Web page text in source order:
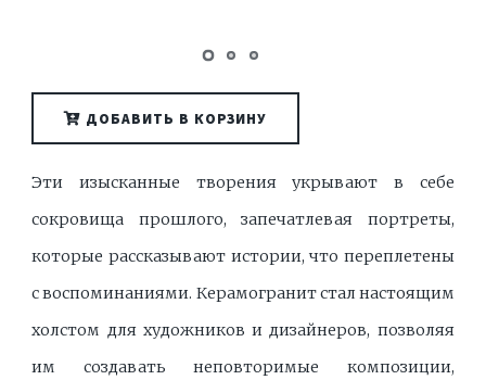
ДОБАВИТЬ В КОРЗИНУ
Эти изысканные творения укрывают в себе
сокровища прошлого, запечатлевая портреты,
которые рассказывают истории, что переплетены
с воспоминаниями. Керамогранит стал настоящим
холстом для художников и дизайнеров, позволяя
им создавать неповторимые композиции,